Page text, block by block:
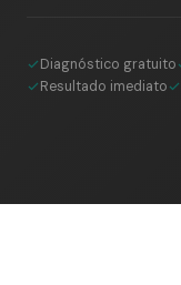
Diagnóstico gratuito
Resultado imediato